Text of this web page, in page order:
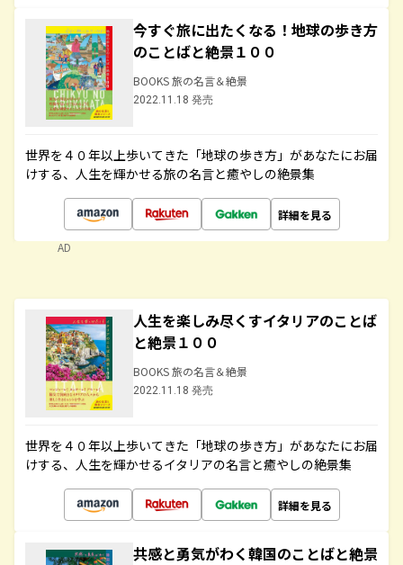
今すぐ旅に出たくなる！地球の歩き方
のことばと絶景１００
BOOKS 旅の名言＆絶景
2022.11.18 発売
世界を４０年以上歩いてきた「地球の歩き方」があなたにお届
けする、人生を輝かせる旅の名言と癒やしの絶景集
詳細を見る
AD
人生を楽しみ尽くすイタリアのことば
と絶景１００
BOOKS 旅の名言＆絶景
2022.11.18 発売
世界を４０年以上歩いてきた「地球の歩き方」があなたにお届
けする、人生を輝かせるイタリアの名言と癒やしの絶景集
詳細を見る
共感と勇気がわく韓国のことばと絶景